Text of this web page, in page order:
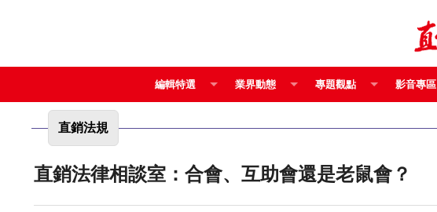
編輯特選 業界動態 專題觀點 影音專區
直銷法規
直銷法律相談室：合會、互助會還是老鼠會？